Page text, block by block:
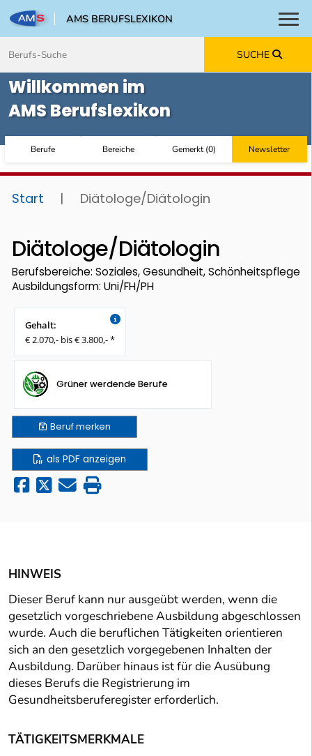
AMS BERUFSLEXIKON
SUCHE
Willkommen im
AMS Berufslexikon
Berufe Bereiche Gemerkt(0) Newsletter
Start | Diätologe/Diätologin
Diätologe/Diätologin
Berufsbereiche: Soziales, Gesundheit, Schönheitspflege
Ausbildungsform: Uni/FH/PH
Gehalt:
€ 2.070,- bis € 3.800,- *
Grüner werdende Berufe
Berufmerken
als PDF anzeigen
HINWEIS
Dieser Beruf kann nur ausgeübt werden, wenn die
gesetzlich vorgeschriebene Ausbildung abgeschlossen
wurde. Auch die beruflichen Tätigkeiten orientieren
sich an den gesetzlich vorgegebenen Inhalten der
Ausbildung. Darüber hinaus ist für die Ausübung
dieses Berufs die Registrierung im
Gesundheitsberuferegister erforderlich.
TÄTIGKEITSMERKMALE